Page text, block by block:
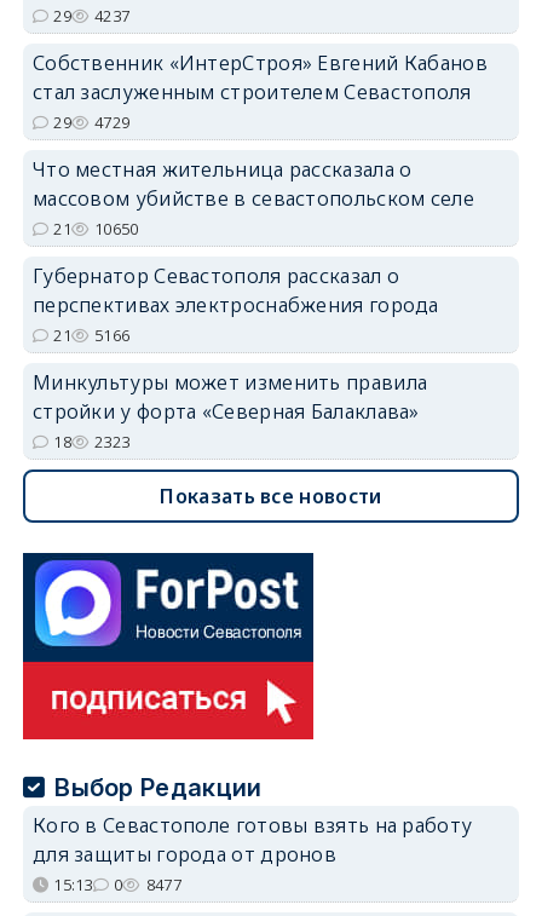
29 4237
Собственник «ИнтерСтроя» Евгений Кабанов
стал заслуженным строителем Севастополя
29 4729
Что местная жительница рассказала о
массовом убийстве в севастопольском селе
21 10650
Губернатор Севастополя рассказал о
перспективах электроснабжения города
21 5166
Минкультуры может изменить правила
стройки у форта «Северная Балаклава»
18 2323
Показать все новости
Выбор Редакции
Кого в Севастополе готовы взять на работу
для защиты города от дронов
15:13 0 8477